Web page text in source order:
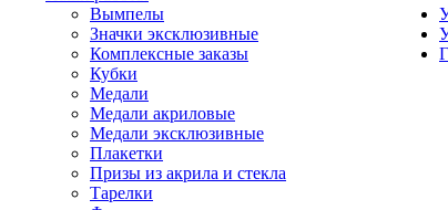
Вымпелы
Значки эксклюзивные
Комплексные заказы
Кубки
Медали
Медали акриловые
Медали эксклюзивные
Плакетки
Призы из акрила и стекла
Тарелки